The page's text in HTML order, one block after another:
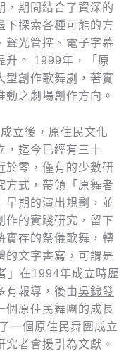
，期間結合了資深的
下探索各種可能的方
聲光管控、電子字幕
升。 1999年，「原
型創作歌舞劇，著實
之劇場創作方向。
後，原住民文化
，迄今已經有三十
於零，僅有的少數研
方式，帶領「原舞者
早期的演出規劃，並
作的實踐研究，留下
實存的祭儀歌舞，轉
的文字書寫，可謂是
」在1994年成立時歷
有報導，後由吳錦發
原住民舞團的成長
一個原住民舞團成立
者會援引為文獻。